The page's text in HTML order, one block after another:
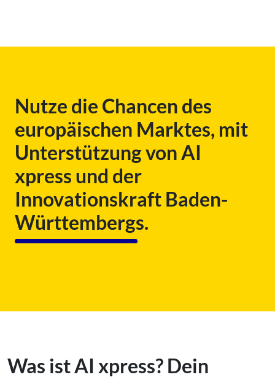
Nutze die Chancen des
europäischen Marktes, mit
Unterstützung von AI
xpress und der
Innovationskraft Baden-
Württembergs.
Was ist AI xpress? Dein